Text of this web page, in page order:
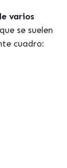
varios
se suelen
cuadro: